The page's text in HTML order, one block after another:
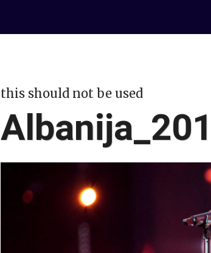
this should not be used